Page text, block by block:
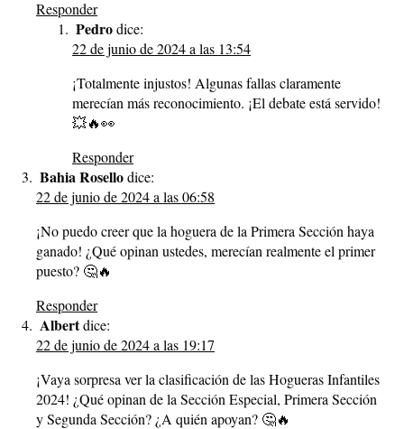
Responder
Pedrodice:
22 de junio de 2024 a las 13:54
¡Totalmente injustos! Algunas fallas claramente
merecían más reconocimiento. ¡El debate está servido!
💥🔥👀
Responder
Bahia Rosellodice:
22 de junio de 2024 a las 06:58
¡No puedo creer que la hoguera de la Primera Sección haya
ganado! ¿Qué opinan ustedes, merecían realmente el primer
puesto? 🤔🔥
Responder
Albertdice:
22 de junio de 2024 a las 19:17
¡Vaya sorpresa ver la clasificación de las Hogueras Infantiles
2024! ¿Qué opinan de la Sección Especial, Primera Sección
y Segunda Sección? ¿A quién apoyan? 🤔🔥